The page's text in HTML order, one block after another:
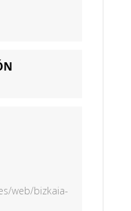
web/bizkaia-